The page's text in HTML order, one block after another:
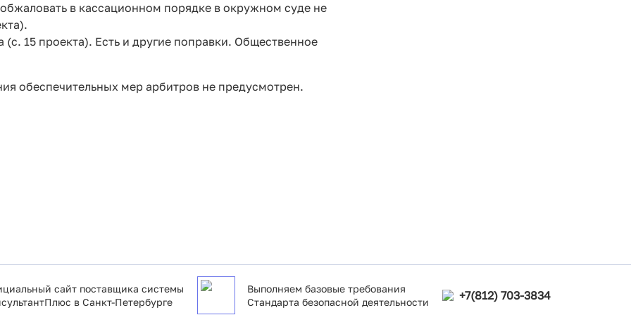
в кассационном порядке в окружном суде не
15 проекта). Есть и другие поправки. Общественное
обеспечительных мер арбитров не предусмотрен.
сайт поставщика системы
в Санкт-Петербурге
Выполняем базовые требования
Стандарта безопасной деятельности
+7(812) 703-3834